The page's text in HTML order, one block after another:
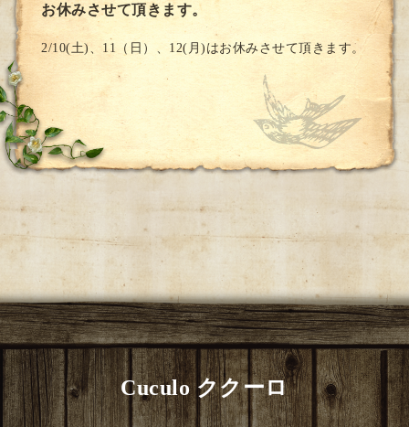
お休みさせて頂きます。
2/10(土)、11（日）、12(月)はお休みさせて頂きます。
Cuculo ククーロ